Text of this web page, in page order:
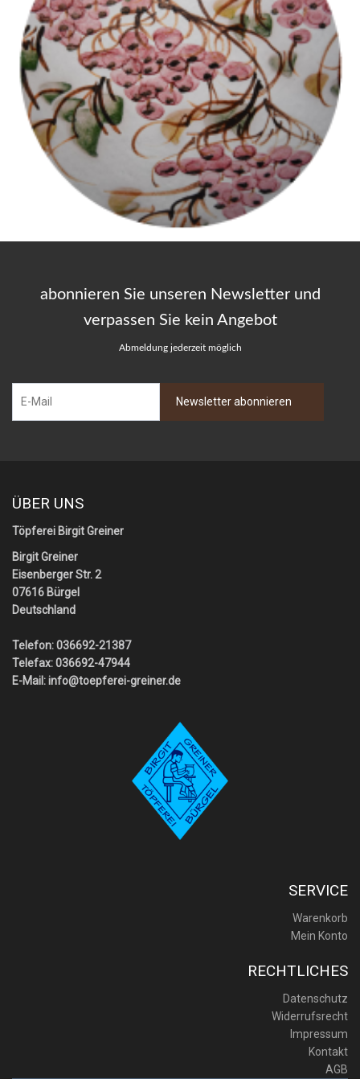
abonnieren Sie unseren Newsletter und
verpassen Sie kein Angebot
Abmeldung jederzeit möglich
ÜBER UNS
Töpferei Birgit Greiner
Birgit Greiner
Eisenberger Str. 2
07616 Bürgel
Deutschland
Telefon: 036692-21387
Telefax: 036692-47944
E-Mail:info@toepferei-greiner.de
SERVICE
Warenkorb
Mein Konto
RECHTLICHES
Datenschutz
Widerrufsrecht
Impressum
Kontakt
AGB